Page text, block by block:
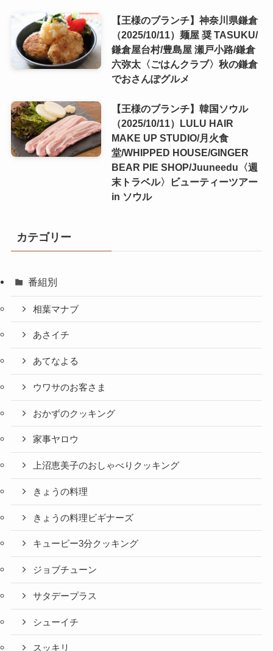
【王様のブランチ】神奈川県鎌倉
（2025/10/11）麺屋 奨 TASUKU/
鎌倉屋台村/豊島屋 瀬戸小路/鎌倉
六弥太〈ごはんクラブ〉秋の鎌倉
でおさんぽグルメ
【王様のブランチ】韓国ソウル
（2025/10/11）LULU HAIR
MAKE UP STUDIO/月火食
堂/WHIPPED HOUSE/GINGER
BEAR PIE SHOP/Juuneedu〈週
末トラベル〉ビューティーツアー
in ソウル
カテゴリー
番組別
相葉マナブ
あさイチ
あてなよる
ウワサのお客さま
おかずのクッキング
家事ヤロウ
上沼恵美子のおしゃべりクッキング
きょうの料理
きょうの料理ビギナーズ
キューピー3分クッキング
ジョブチューン
サタデープラス
シューイチ
スッキリ